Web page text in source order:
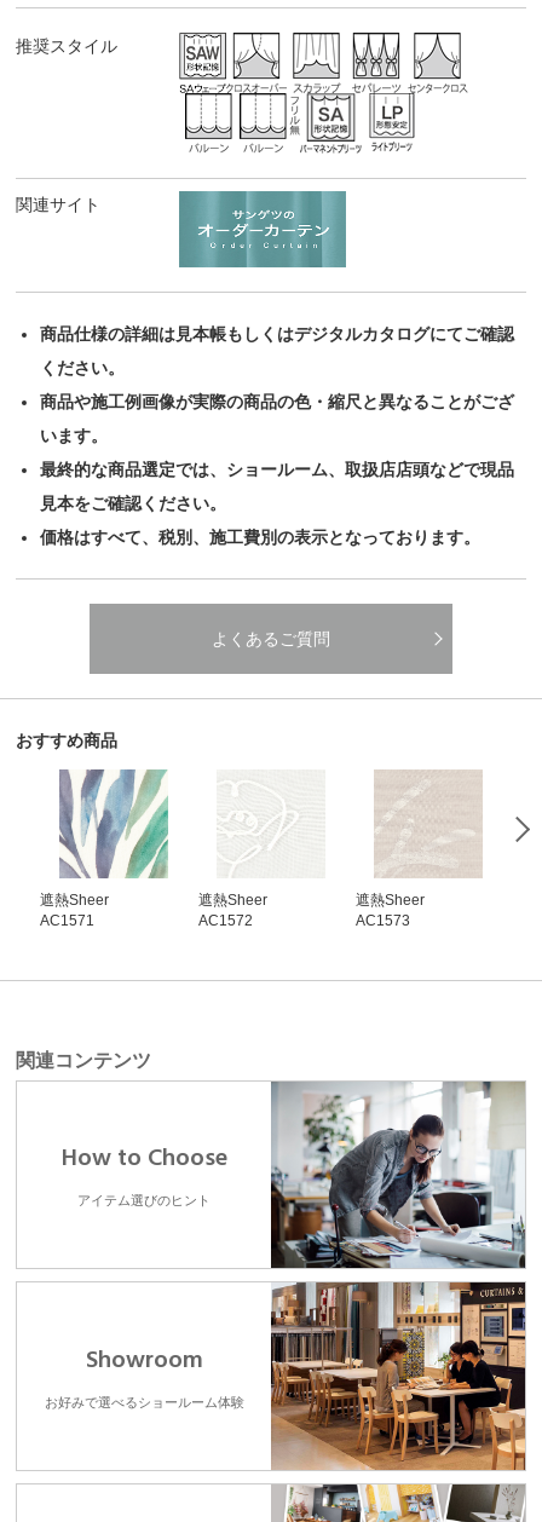
推奨スタイル
関連サイト
商品仕様の詳細は見本帳もしくはデジタルカタログにてご確認
ください。
商品や施工例画像が実際の商品の色・縮尺と異なることがござ
います。
最終的な商品選定では、ショールーム、取扱店店頭などで現品
見本をご確認ください。
価格はすべて、税別、施工費別の表示となっております。
よくあるご質問
おすすめ商品
遮熱Sheer
AC1571
遮熱Sheer
AC1572
遮熱Sheer
AC1573
関連コンテンツ
How to Choose
アイテム選びのヒント
Showroom
お好みで選べるショールーム体験